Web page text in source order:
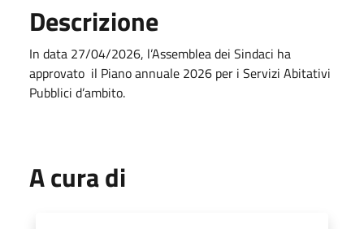
Descrizione
In data 27/04/2026, l’Assemblea dei Sindaci ha
approvato il Pianoannuale 2026 per i Servizi Abitativi
Pubblici d’ambito.
A cura di